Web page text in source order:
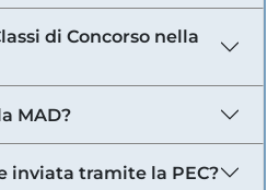
di Concorso nella
MAD?
inviata tramite la PEC?